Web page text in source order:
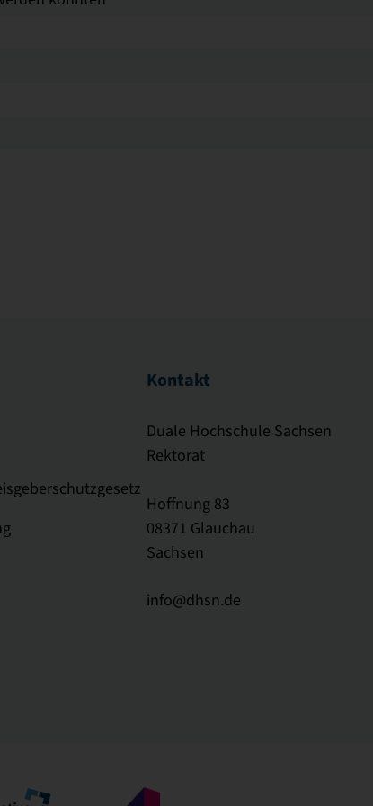
Kontakt
Duale Hochschule Sachsen
Rektorat
Hoffnung 83
08371 Glauchau
Sachsen
info@dhsn.de